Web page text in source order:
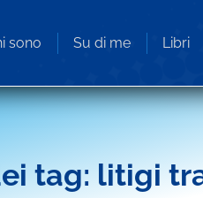
sono Su di me Libri
tag: litigi